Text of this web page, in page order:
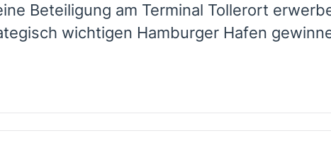
Beteiligung am Terminal Tollerort
wichtigen Hamburger Hafen